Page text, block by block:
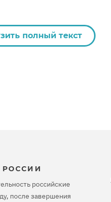
полный текст
российские
после завершения